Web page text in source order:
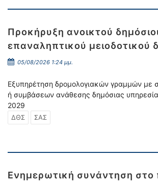
Προκήρυξη ανοικτού
επαναληπτικού μειοδοτικού
05/08/2026 1:24 μμ.
Εξυπηρέτηση δρομολογιακών γραμμών με
ή συμβάσεων ανάθεσης δημόσιας
2029
ΔΘΣ ΣΑΣ
Ενημερωτική συνάντηση στο